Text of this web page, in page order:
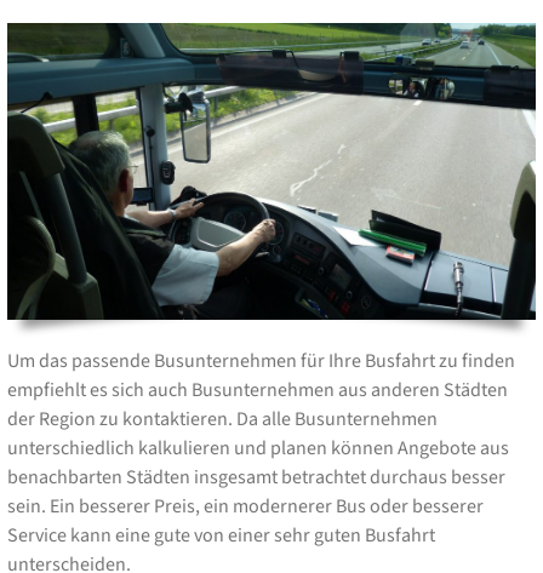
Um das passende Busunternehmen für Ihre Busfahrt zu finden
empfiehlt es sich auch Busunternehmen aus anderen Städten
der Region zu kontaktieren. Da alle Busunternehmen
unterschiedlich kalkulieren und planen können Angebote aus
benachbarten Städten insgesamt betrachtet durchaus besser
sein. Ein besserer Preis, ein modernerer Bus oder besserer
Service kann eine gute von einer sehr guten Busfahrt
unterscheiden.